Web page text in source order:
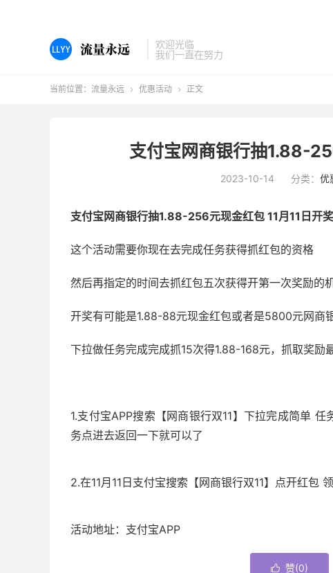
欢迎光临
我们一直在努力
当前位置： 流量永远  优惠活动  正文
支付宝网商银行抽1.88-
2023-10-14 分类： 优
支付宝网商银行抽1.88-256元现金红包 11月11日开奖
这个活动需要你现在去完成任务获得抓红包的资格
然后再指定的时间去抓红包五次获得开第一次奖励的
开奖有可能是1.88-88元现金红包或者是5800元网商
下拉做任务完成完成抓15次得1.88-168元，抓取奖励
1.支付宝APP搜索【网商银行双11】下拉完成简单 任
务点进去返回一下就可以了
2.在11月11日支付宝搜索【网商银行双11】点开红包
活动地址：支付宝APP
 赞(0)